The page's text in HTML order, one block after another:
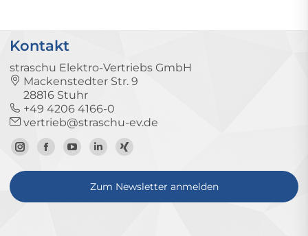
Kontakt
straschu Elektro-Vertriebs GmbH
Mackenstedter Str. 9
28816 Stuhr
+49 4206 4166-0
vertrieb@straschu-ev.de
Zum
Instagram-
Zur
Facebook-
Zum
YouTube-
Kanal
Zum
LinkedIn-
Profil
Zum
Xing-
Profil
Zum Newsletter anmelden